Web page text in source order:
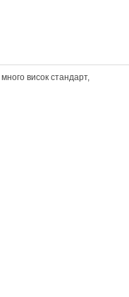
висок стандарт,